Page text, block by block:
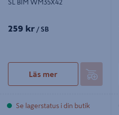
SL BIM WM35X42
259 kr / SB
Läs mer
Se lagerstatus i din butik